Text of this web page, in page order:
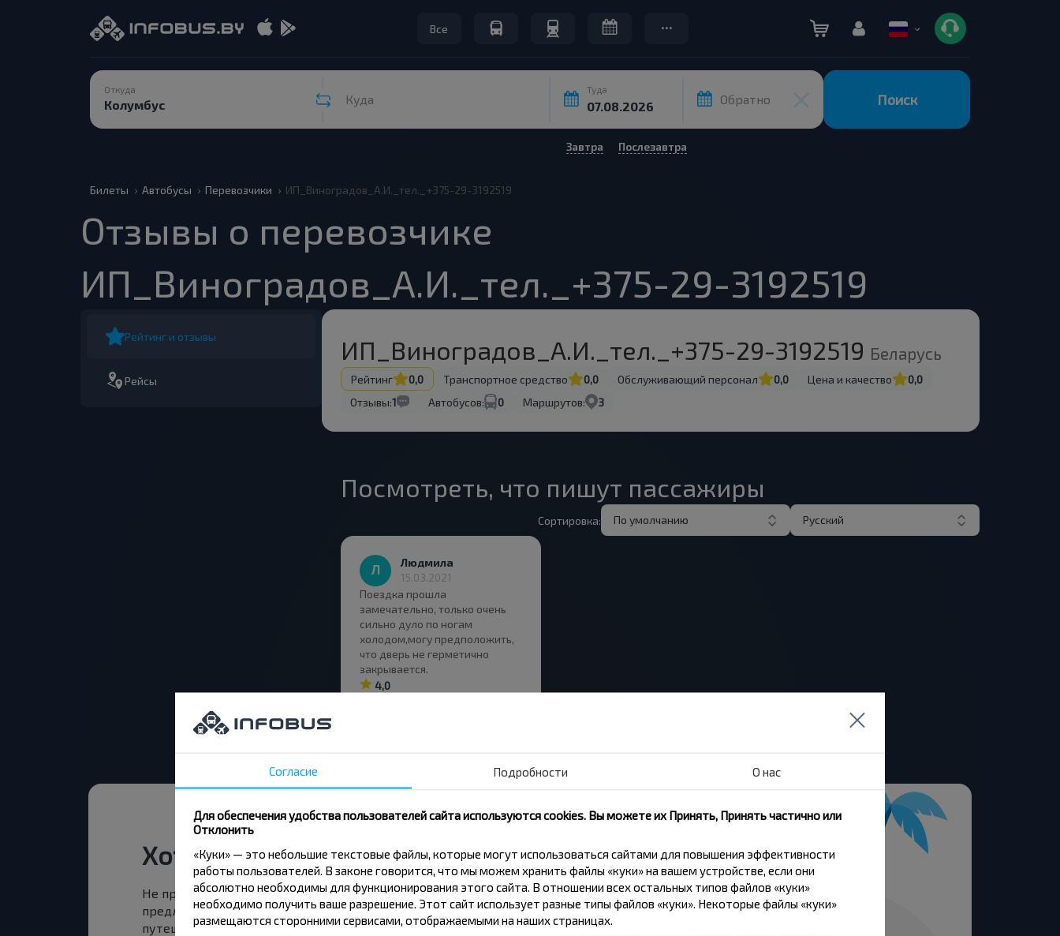
Все
Откуда
Куда
Туда
Обратно Поиск
Завтра Послезавтра
Билеты Автобусы Перевозчики ИП_Виноградов_А.И._тел._+375-29-3192519
Отзывы о перевозчике
ИП_Виноградов_А.И._тел._+375-29-3192519
Рейтинг и отзывы
Рейсы
ИП_Виноградов_А.И._тел._+375-29-3192519 Беларусь
Рейтинг 0,0 Транспортное средство 0,0 Обслуживающий персонал 0,0 Цена и качество
0,0
Отзывы:1 Автобусов: 0 Маршрутов: 3
Посмотреть, что пишут пассажиры
Сортировка: По умолчанию Русский
Людмила
15.03.2021
Поездка прошла
замечательно, только очень
сильно дуло по ногам
холодом,могу предположить,
что дверь не герметично
закрывается.
4,0
Хотите путешествовать дешевле?
Не пропусти специальные акции, скидки и другие интересные
предложения INFOBUS. Подпишись на получение новостей и
путешествуй с нами дешевле!
Согласие Подробности О нас
Для обеспечения удобства пользователей сайта используются cookies. Вы можете их Принять, Принять частично или
Отклонить
«Куки» — это небольшие текстовые файлы, которые могут использоваться сайтами для повышения эффективности
работы пользователей. В законе говорится, что мы можем хранить файлы «куки» на вашем устройстве, если они
абсолютно необходимы для функционирования этого сайта. В отношении всех остальных типов файлов «куки»
необходимо получить ваше разрешение. Этот сайт использует разные типы файлов «куки». Некоторые файлы «куки»
размещаются сторонними сервисами, отображаемыми на наших страницах.